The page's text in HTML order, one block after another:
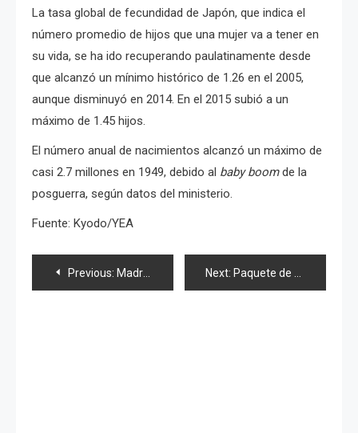
La tasa global de fecundidad de Japón, que indica el
número promedio de hijos que una mujer va a tener en
su vida, se ha ido recuperando paulatinamente desde
que alcanzó un mínimo histórico de 1.26 en el 2005,
aunque disminuyó en 2014. En el 2015 subió a un
máximo de 1.45 hijos.
El número anual de nacimientos alcanzó un máximo de
casi 2.7 millones en 1949, debido al baby boomde la
posguerra, según datos del ministerio.
Fuente: Kyodo/YEA
Navegación
Previous: Madre de víctima de «Karoshi» conmemora 1er. aniversario Next: Paquete de BD y DVD del 30&31 aniversario de Yoko Minamino